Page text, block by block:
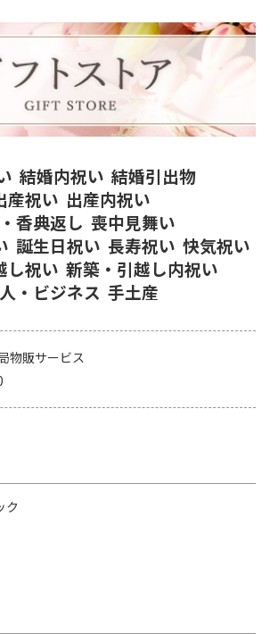
結婚内祝い 結婚引出物
産祝い 出産内祝い
香典返し 喪中見舞い
誕生日祝い 長寿祝い 快気祝い
し祝い 新築・引越し内祝い
・ビジネス 手土産
物販サービス
ク